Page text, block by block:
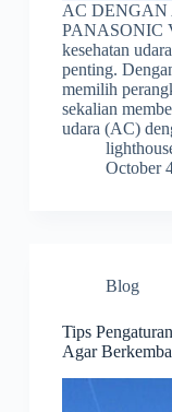
AC DENGAN
PANASONIC
kesehatan
penting.
memilih
sekalian
udara (AC)
October
Blog
Tips
Agar